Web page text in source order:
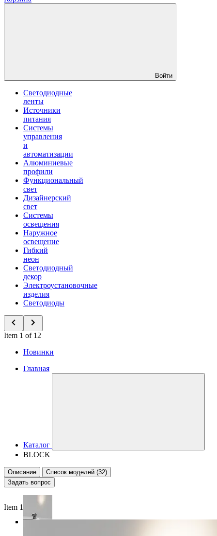
Войти
Светодиодные
ленты
Источники
питания
Системы
управления
и
автоматизации
Алюминиевые
профили
Функциональный
свет
Дизайнерский
свет
Системы
освещения
Наружное
освещение
Гибкий
неон
Светодиодный
декор
Электроустановочные
изделия
Светодиоды
Item 1 of 12
Новинки
Главная
Каталог
BLOCK
Описание
Список моделей (32)
Задать вопрос
Item 1 of 4